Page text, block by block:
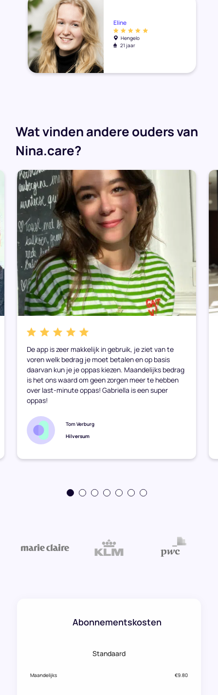
Eline
Hengelo
21 jaar
Wat vinden andere ouders van
Nina.care?
De app is zeer makkelijk in gebruik, je ziet van te
voren welk bedrag je moet betalen en op basis
daarvan kun je je oppas kiezen. Maandelijks bedrag
is het ons waard om geen zorgen meer te hebben
over last-minute oppas! Gabriella is een super
oppas!
Tom Verburg
Hilversum
Abonnementskosten
Standaard
Maandelijks €9.80